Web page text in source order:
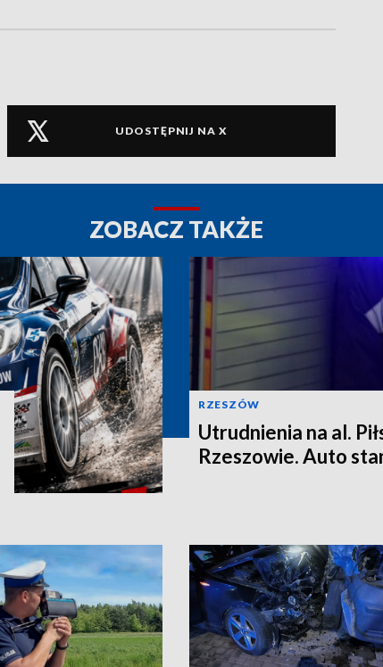
UDOSTĘPNIJ NA X
ZOBACZ TAKŻE
RZESZÓW
Utrudnienia na al.
Rzeszowie. Auto